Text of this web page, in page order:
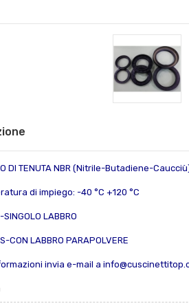
DI TENUTA NBR (Nitrile-Butadiene-
di impiego: -40 °C +120 °C
SINGOLO LABBRO
CON LABBRO PARAPOLVERE
invia e-mail a